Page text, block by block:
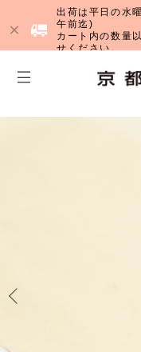
出荷は平日の水
午前迄)
カート内の数量
せください。